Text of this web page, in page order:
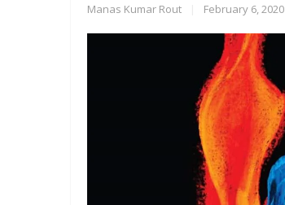
Manas Kumar Rout February 6, 2020